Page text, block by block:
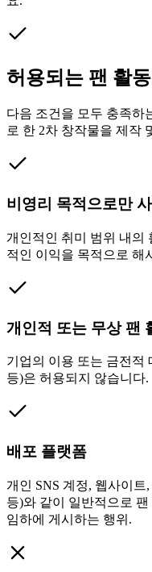
허용되는 팬 활동
다음 조건을 모두 충족하
로 한 2차 창작물을 제작
비영리 목적으로만
개인적인 취미 범위 내의
적인 이익을 목적으로 해
개인적 또는 무상 팬
기업의 이용 또는 금전적
등)은 허용되지 않습니다.
배포 플랫폼
개인 SNS 계정, 웹사이
등)와 같이 일반적으로
임하에 게시하는 행위.